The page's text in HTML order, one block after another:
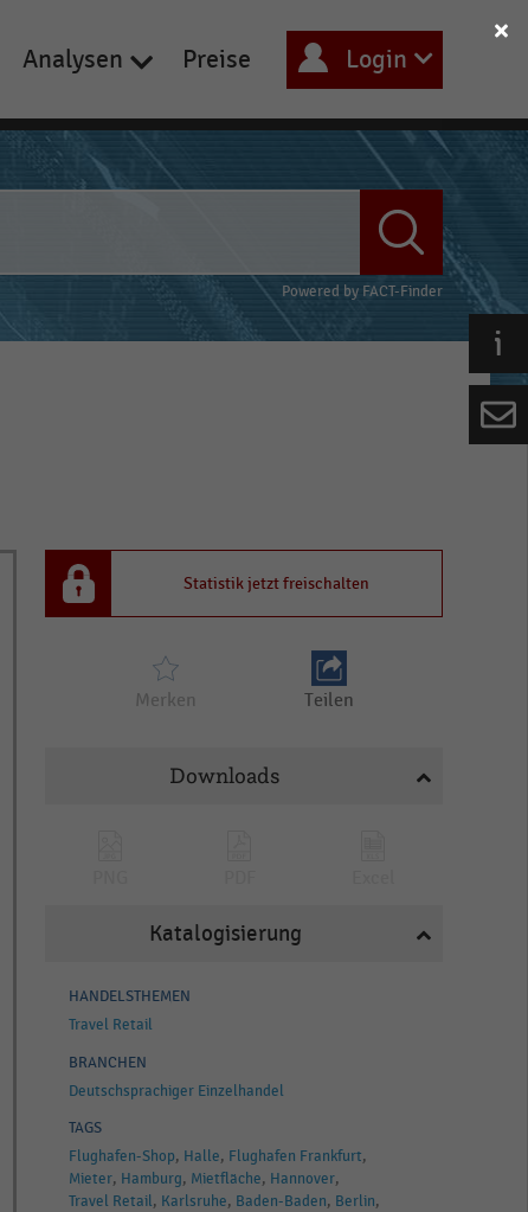
Analysen Preise Login
Powered by FACT-Finder
Statistik jetzt freischalten
Merken Teilen
Downloads
Katalogisierung
HANDELSTHEMEN
Travel Retail
BRANCHEN
Deutschsprachiger Einzelhandel
TAGS
Flughafen-Shop Halle Flughafen Frankfurt
Mieter Hamburg Mietfläche Hannover
Travel Retail Karlsruhe Baden-Baden Berlin